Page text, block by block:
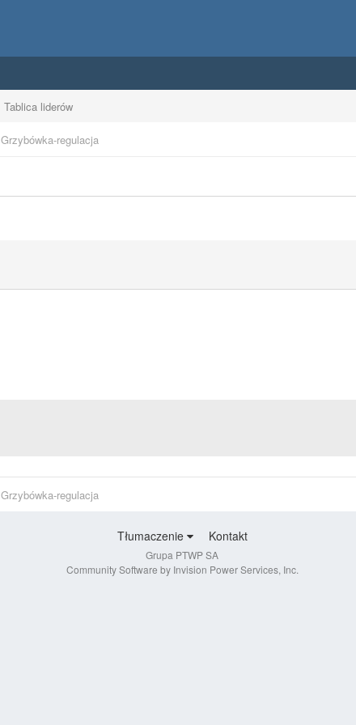
Tablica liderów
Grzybówka-regulacja
Grzybówka-regulacja
Tłumaczenie Kontakt
Grupa PTWP SA
Community Software by Invision Power Services, Inc.